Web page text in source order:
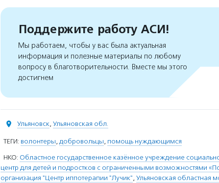
Поддержите работу АСИ!
Мы работаем, чтобы у вас была актуальная
информация и полезные материалы по любому
вопросу в благотворительности. Вместе мы этого
достигнем
Ульяновск, Ульяновская обл.
ТЕГИ: волонтеры, добровольцы, помощь нуждающимся
НКО: Областное государственное казённое учреждение
центр для детей и подростков с ограниченными возможностями
организация "Центр иппотерапии "Лучик", Ульяновская областная